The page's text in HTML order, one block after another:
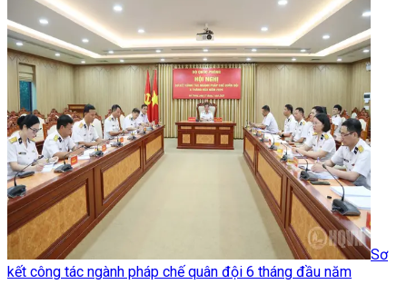
Sơ
kết công tác ngành pháp chế quân đội 6 tháng đầu năm